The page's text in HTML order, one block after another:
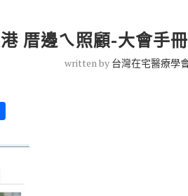
厝邊ㄟ照顧-大會手
written by 台灣在宅醫療學